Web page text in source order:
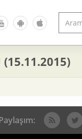
(15.11.2015)